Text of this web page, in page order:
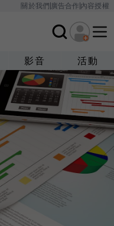
關於我們廣告合作內容授權
影音 活動